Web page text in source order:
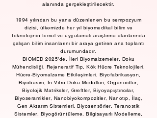
alanında gerçekleştirilecektir.
1994 yılından bu yana düzenlenen bu sempozyum
dizisi, ülkemizde her yıl biyomedikal bilim ve
teknolojinin temel ve uygulamalı araştırma alanlarında
çalışan bilim insanlarını bir araya getiren ana toplantı
durumundadır.
BIOMED 2025’de, İleri Biyomalzemeler, Doku
Mühendisliği, Rejeneratif Tıp, Kök Hücre Teknolojileri,
Hücre-Biyomalzeme Etkileşimleri, Biyofabrikasyon,
Biyobasım, İn Vitro Doku Modelleri, Organoidler,
Biyolojik Matriksler, Greftler, Biyoyapıştırıcılar,
Biyoseramikler, Nanobiyokompozitler, Nanotıp, İlaç,
Gen Aktarım Sistemleri, Biyosensörler, Teranostik
Sistemler, Biyogörüntüleme, Bilgisayarlı Modelleme,